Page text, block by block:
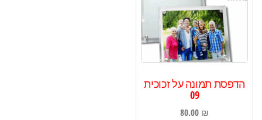
הדפסת תמונה על זכוכית
09
80.00 ₪